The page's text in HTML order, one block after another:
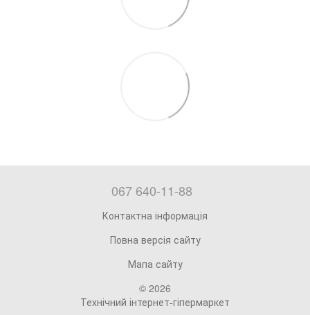
067 640-11-88
Контактна інформація
Повна версія сайту
Мапа сайту
© 2026
Технічний інтернет-гіпермаркет